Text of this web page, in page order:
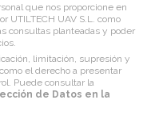
que nos proporcione en
UTILTECH UAV S.L. como
consultas planteadas y poder
limitación, supresión y
el derecho a presentar
Puede consultar la
de Datos en la